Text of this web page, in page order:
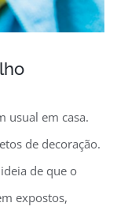
usual em casa.
de decoração.
de que o
expostos,